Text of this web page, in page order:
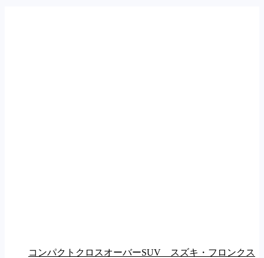
コンパクトクロスオーバーSUV スズキ・フロンクス